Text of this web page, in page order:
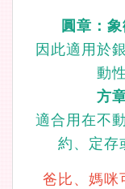
圓章：
因此適用於
動
方
適合用在不
約、定存
爸比、媽咪